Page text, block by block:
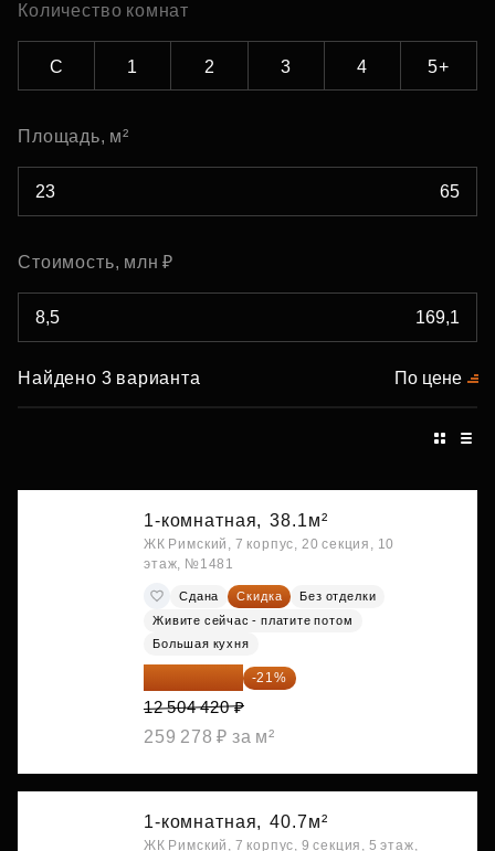
Количество комнат
С 1 2 3 4 5+
Площадь, м²
Стоимость, млн ₽
Найдено 3 варианта По цене
1-комнатная, 38.1м²
ЖК Римский, 7 корпус, 20 секция, 10
этаж, №1481
Сдана Скидка
Без отделки
Живите сейчас - платите потом
Большая кухня
-21%
12 504 420 ₽
259 278 ₽ за м²
1-комнатная, 40.7м²
ЖК Римский, 7 корпус, 9 секция, 5 этаж,